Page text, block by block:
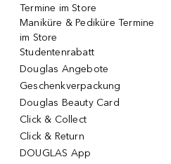
Termine im Store
Maniküre & Pediküre Termine
im Store
Studentenrabatt
Douglas Angebote
Geschenkverpackung
Douglas Beauty Card
Click & Collect
Click & Return
DOUGLAS App